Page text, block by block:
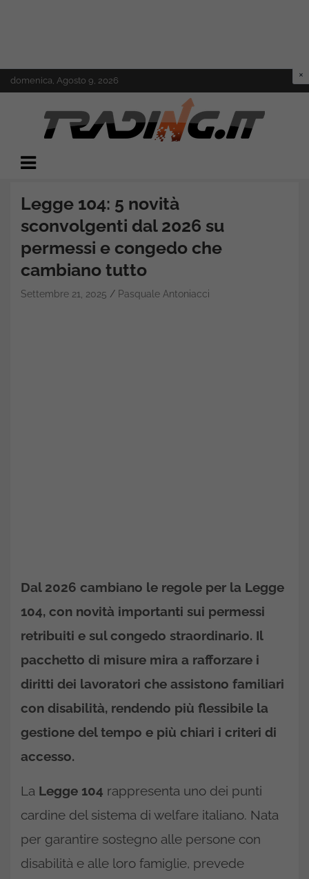
Skip
to
domenica, Agosto 9, 2026
Trading.it
Legge 104: 5 novità
sconvolgenti dal 2026 su
permessi e congedo che
cambiano tutto
Settembre 21, 2025 Pasquale Antoniacci
Dal 2026 cambiano le regole per la Legge
104, con novità importanti sui permessi
retribuiti e sulcongedo straordinario. Il
pacchetto di misure mira a rafforzare i
diritti dei lavoratori che assistono familiari
con disabilità, rendendo più flessibile la
gestione del tempo e più chiari i criteri di
accesso.
La Legge 104 rappresenta uno dei punti
cardine del sistema di welfare italiano. Nata
per garantire sostegno alle persone con
disabilità e alle loro famiglie, prevede